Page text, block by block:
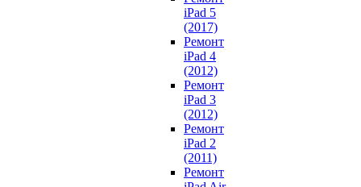
iPad 5
(2017)
Ремонт
iPad 4
(2012)
Ремонт
iPad 3
(2012)
Ремонт
iPad 2
(2011)
Ремонт